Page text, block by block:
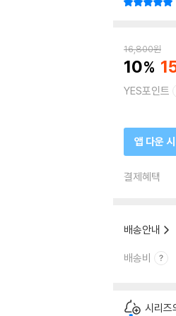
16,800원
10
YES포인트
앱 다운
결제혜택
배송안내
배송비
시리즈